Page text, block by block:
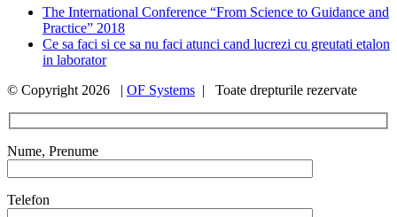
The International Conference “From Science to Guidance and
Practice” 2018
Ce sa faci si ce sa nu faci atunci cand lucrezi cu greutati etalon
in laborator
© Copyright 2026 | OF Systems | Toate drepturile rezervate
Nume, Prenume
Telefon